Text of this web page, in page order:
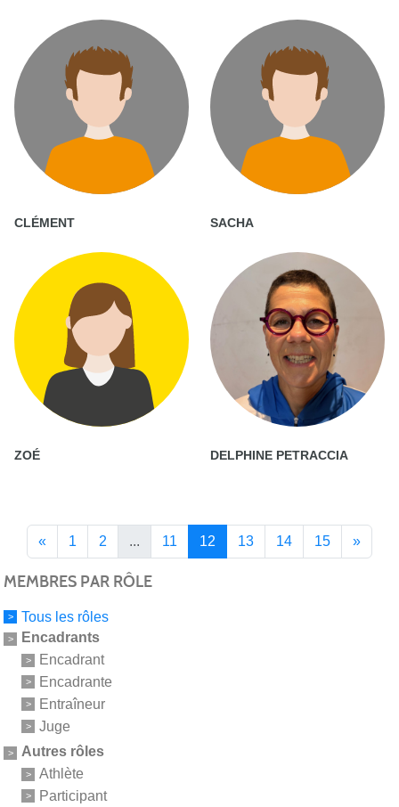
CLÉMENT SACHA
ZOÉ DELPHINE PETRACCIA
« 1 2 ... 11 12 13 14 15 »
MEMBRES PAR RÔLE
Tous les rôles
Encadrants
Encadrant
Encadrante
Entraîneur
Juge
Autres rôles
Athlète
Participant